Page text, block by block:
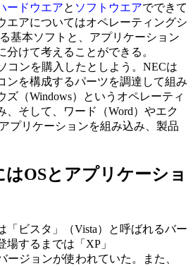
ードウエアと ソフトウエアでできて
エアについてはオペレーティングシ
基本ソフトと、アプリケーション
分けて考えることができる。
ンを購入したとしよう。NECは
ンを構成するパーツを調達して組み
ズ（Windows）というオペレーティ
、そして、ワード（Word）やエク
プリケーションを組み込み、製品
OSとアプリケーショ
ビスタ」（Vista）と呼ばれるバー
場するまでは「XP」
ージョンが使われていた。また、